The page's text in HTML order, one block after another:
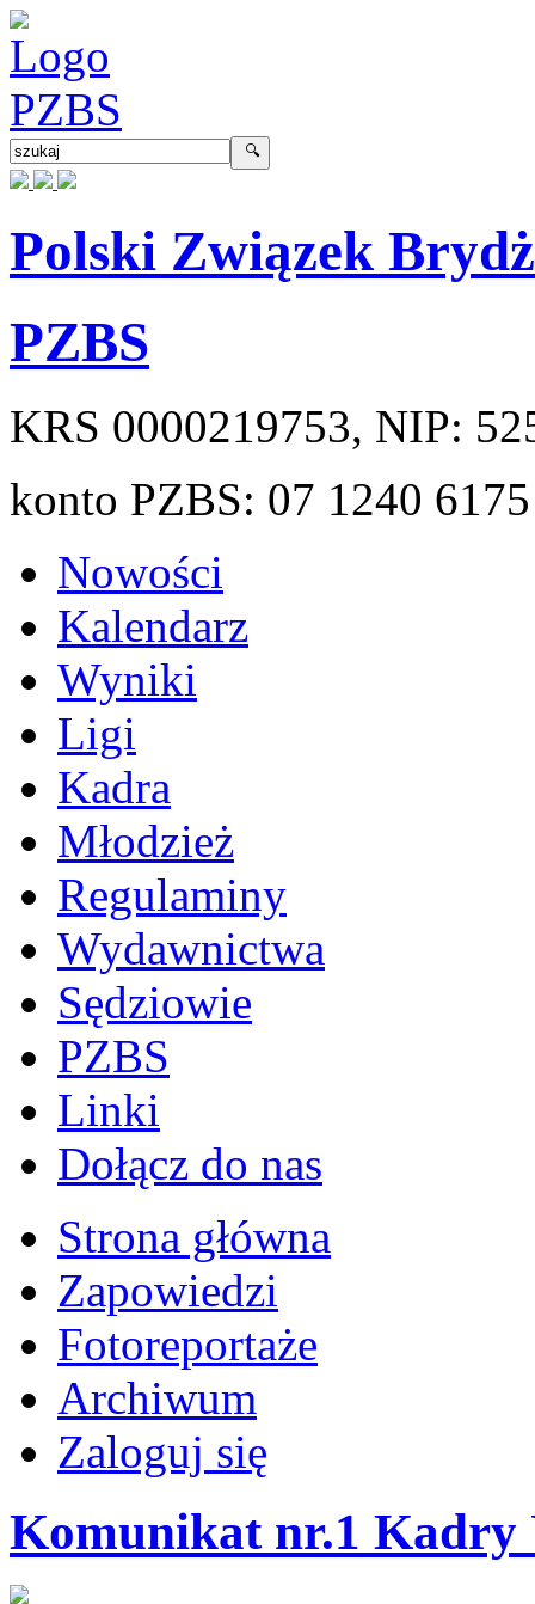
Polski Związek
PZBS
KRS 0000219753, NIP:
konto PZBS: 07 1240
Nowości
Kalendarz
Wyniki
Ligi
Kadra
Młodzież
Regulaminy
Wydawnictwa
Sędziowie
PZBS
Linki
Dołącz do nas
Strona główna
Zapowiedzi
Fotoreportaże
Archiwum
Zaloguj się
Komunikat nr.1 Kadry